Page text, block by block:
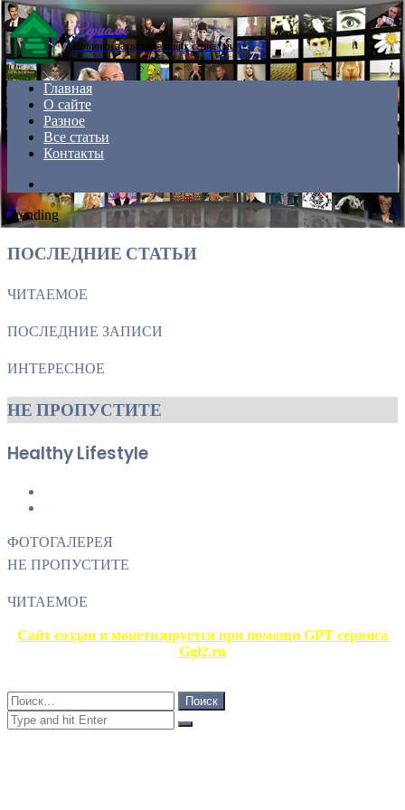
Menu
Сериалы
Новинки захватывающих сериалов.
Главная
О сайте
Разное
Все статьи
Контакты
for
Trending
ПОСЛЕДНИЕ СТАТЬИ
ЧИТАЕМОЕ
ПОСЛЕДНИЕ ЗАПИСИ
ИНТЕРЕСНОЕ
НЕ ПРОПУСТИТЕ
Healthy Lifestyle
ФОТОГАЛЕРЕЯ
НЕ ПРОПУСТИТЕ
ЧИТАЕМОЕ
Сайт создан и монетизируется при помощи GPT сервиса
Ggl2.ru
Close
Найти:
Close
Search